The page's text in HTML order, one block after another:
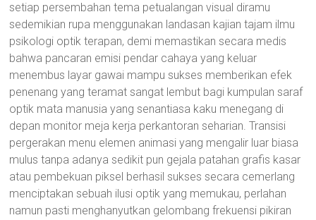
setiap persembahan tema petualangan visual diramu
sedemikian rupa menggunakan landasan kajian tajam ilmu
psikologi optik terapan, demi memastikan secara medis
bahwa pancaran emisi pendar cahaya yang keluar
menembus layar gawai mampu sukses memberikan efek
penenang yang teramat sangat lembut bagi kumpulan saraf
optik mata manusia yang senantiasa kaku menegang di
depan monitor meja kerja perkantoran seharian. Transisi
pergerakan menu elemen animasi yang mengalir luar biasa
mulus tanpa adanya sedikit pun gejala patahan grafis kasar
atau pembekuan piksel berhasil sukses secara cemerlang
menciptakan sebuah ilusi optik yang memukau, perlahan
namun pasti menghanyutkan gelombang frekuensi pikiran